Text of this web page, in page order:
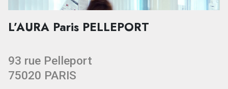
L’AURA Paris PELLEPORT
93 rue Pelleport
75020 PARIS